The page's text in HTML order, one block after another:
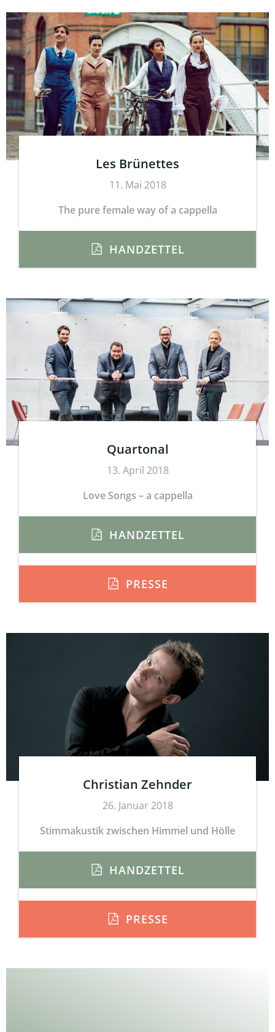
Les Brünettes
11. Mai 2018
The pure female way of a cappella
HANDZETTEL
Quartonal
13. April 2018
Love Songs – a cappella
HANDZETTEL
PRESSE
Christian Zehnder
26. Januar 2018
Stimmakustik zwischen Himmel und Hölle
HANDZETTEL
PRESSE